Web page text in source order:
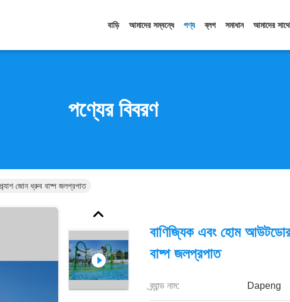
বাড়ি আমাদের সম্বন্ধে পণ্য ব্লগ সমাধান আমাদের
পণ্যের বিবরণ
জোন ধ্রুব বাষ্প জলপ্রপাত
বাণিজ্যিক এবং হোম
বাষ্প জলপ্রপাত
ব্র্যান্ড নাম: Dapeng